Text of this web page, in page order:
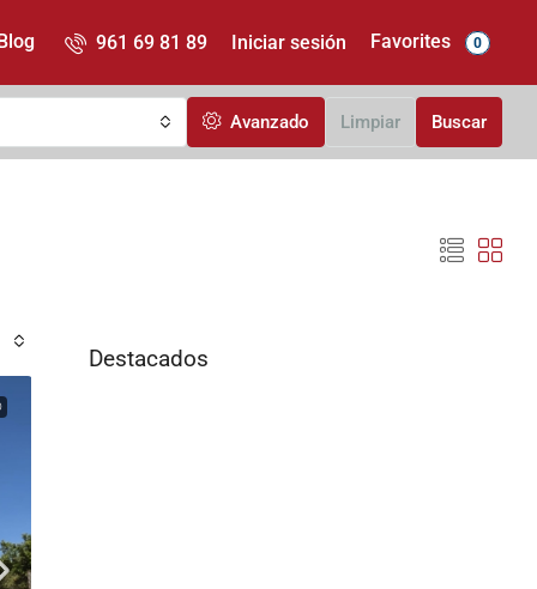
961 69 81 89 Iniciar sesión Favorites 0
Avanzado Limpiar Buscar
Destacados